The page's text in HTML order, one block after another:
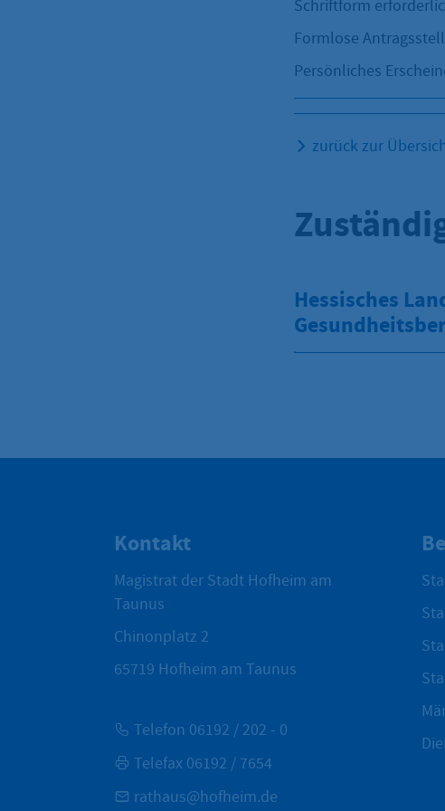
Schriftform
Formlose
Persönliches
zurück zur
Hessisches
Kontakt
Magistrat der Stadt Hofheim am
Taunus
Chinonplatz 2
65719 Hofheim am Taunus
Telefon 06192 / 202 - 0
Telefax 06192 / 7654
rathaus@hofheim.de